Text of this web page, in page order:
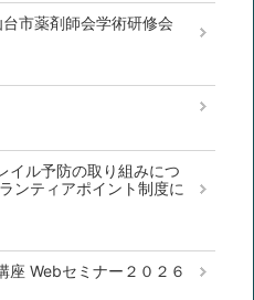
台市薬剤師会学術研修会
イル予防の取り組みにつ
ンティアポイント制度に
座 Webセミナー２０２６